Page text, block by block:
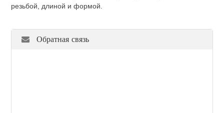
резьбой, длиной и формой.
Обратная связь